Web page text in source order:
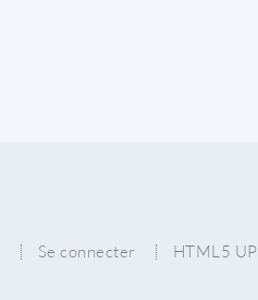
Se connecter HTML5 UP